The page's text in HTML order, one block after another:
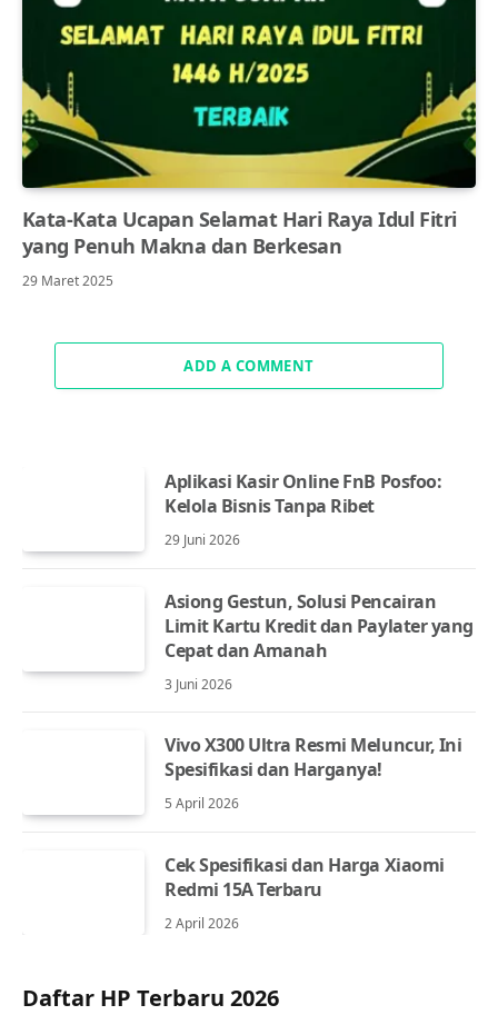
Kata-Kata Ucapan Selamat Hari Raya Idul Fitri
yang Penuh Makna dan Berkesan
29 Maret 2025
ADD A COMMENT
Aplikasi Kasir Online FnB Posfoo:
Kelola Bisnis Tanpa Ribet
29 Juni 2026
Asiong Gestun, Solusi Pencairan
Limit Kartu Kredit dan Paylater yang
Cepat dan Amanah
3 Juni 2026
Vivo X300 Ultra Resmi Meluncur, Ini
Spesifikasi dan Harganya!
5 April 2026
Cek Spesifikasi dan Harga Xiaomi
Redmi 15A Terbaru
2 April 2026
Daftar HP Terbaru 2026